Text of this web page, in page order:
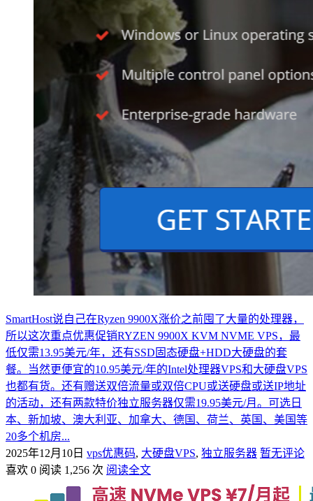
SmartHost说自己在Ryzen 9900X涨价之前囤了大量的处理器，
所以这次重点优惠促销RYZEN 9900X KVM NVME VPS，最
低仅需13.95美元/年，还有SSD固态硬盘+HDD大硬盘的套
餐。当然更便宜的10.95美元/年的Intel处理器VPS和大硬盘VPS
也都有货。还有赠送双倍流量或双倍CPU或送硬盘或送IP地址
的活动，还有两款特价独立服务器仅需19.95美元/月。可选日
本、新加坡、澳大利亚、加拿大、德国、荷兰、英国、美国等
20多个机房...
2025年12月10日 vps优惠码, 大硬盘VPS, 独立服务器 暂无评论
喜欢 0 阅读 1,256 次 阅读全文